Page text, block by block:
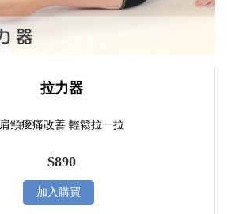
拉力器
肩頸痠痛改善 輕鬆拉一拉
$890
加入購買